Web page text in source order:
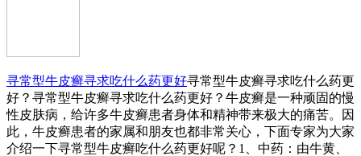
寻常型牛皮癣寻求吃什么药更好寻常型牛皮癣寻求吃什么药更
好？寻常型牛皮癣寻求吃什么药更好？牛皮癣是一种顽固的慢
性皮肤病，给许多牛皮癣患者身体和精神带来极大的痛苦。因
此，牛皮癣患者的家属和朋友也都非常关心，下面专家为大家
介绍一下寻常型牛皮癣吃什么药更好呢？1、中药：由牛黄、